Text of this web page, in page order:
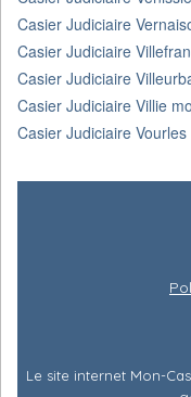
Casier Judiciaire
Casier Judiciaire
Casier Judiciaire
Casier Judiciaire Villie
Casier Judiciaire
Le site internet Mon-